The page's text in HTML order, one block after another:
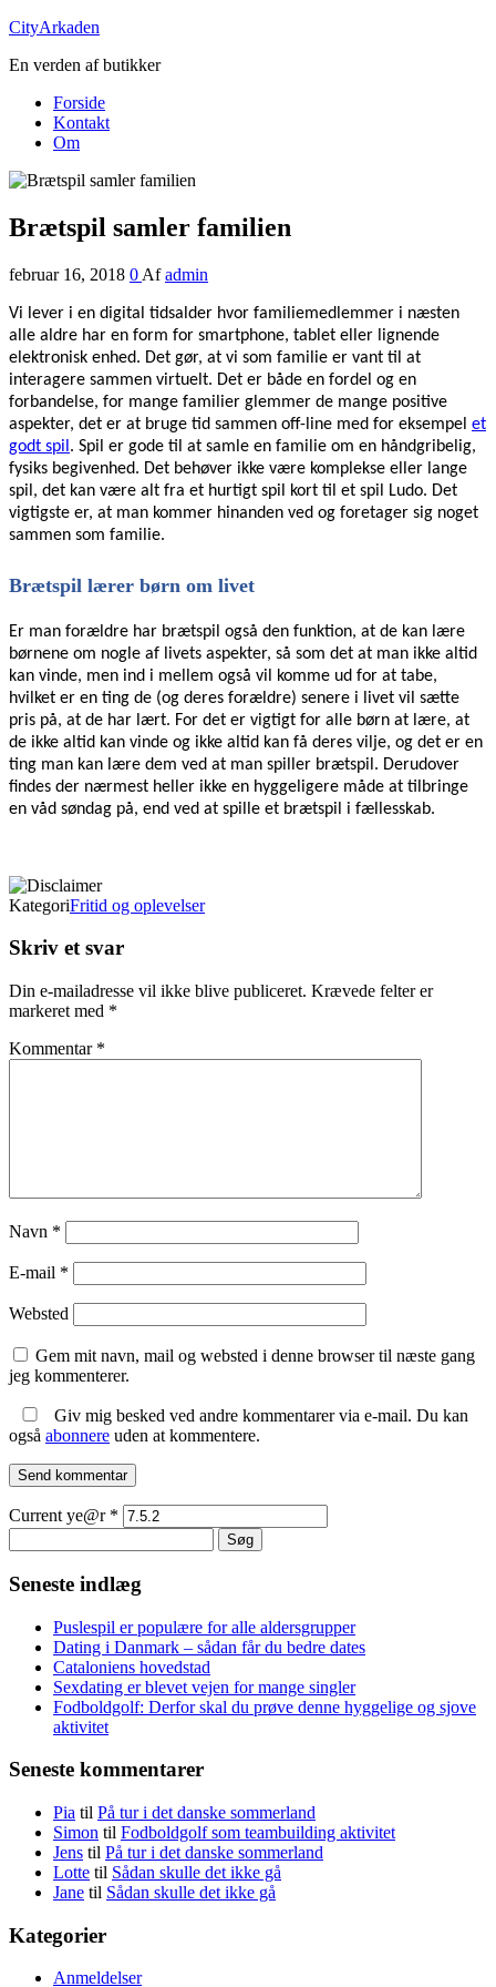
CityArkaden
En verden af butikker
Forside
Kontakt
Om
Brætspil samler familien
februar 16, 2018 0 Af admin
Vi lever i en digital tidsalder hvor familiemedlemmer i næsten
alle aldre har en form for smartphone, tablet eller lignende
elektronisk enhed. Det gør, at vi som familie er vant til at
interagere sammen virtuelt. Det er både en fordel og en
forbandelse, for mange familier glemmer de mange positive
aspekter, det er at bruge tid sammen off-line med for eksempel et
godt spil . Spil er gode til at samle en familie om en håndgribelig,
fysiks begivenhed. Det behøver ikke være komplekse eller lange
spil, det kan være alt fra et hurtigt spil kort til et spil Ludo. Det
vigtigste er, at man kommer hinanden ved og foretager sig noget
sammen som familie.
Brætspil lærer børn om livet
Er man forældre har brætspil også den funktion, at de kan lære
børnene om nogle af livets aspekter, så som det at man ikke altid
kan vinde, men ind i mellem også vil komme ud for at tabe,
hvilket er en ting de (og deres forældre) senere i livet vil sætte
pris på, at de har lært. For det er vigtigt for alle børn at lære, at
de ikke altid kan vinde og ikke altid kan få deres vilje, og det er en
ting man kan lære dem ved at man spiller brætspil. Derudover
findes der nærmest heller ikke en hyggeligere måde at tilbringe
en våd søndag på, end ved at spille et brætspil i fællesskab.
KategoriFritid og oplevelser
Skriv et svar
Din e-mailadresse vil ikke blive publiceret. Krævede felter er
markeret med *
Kommentar *
Navn *
E-mail *
Websted
Gem mit navn, mail og websted i denne browser til næste gang
jeg kommenterer.
Giv mig besked ved andre kommentarer via e-mail. Du kan
også abonnere uden at kommentere.
Current ye@r *
efter:
Seneste indlæg
Puslespil er populære for alle aldersgrupper
Dating i Danmark – sådan får du bedre dates
Cataloniens hovedstad
Sexdating er blevet vejen for mange singler
Fodboldgolf: Derfor skal du prøve denne hyggelige og sjove
aktivitet
Seneste kommentarer
Pia til På tur i det danske sommerland
Simon til Fodboldgolf som teambuilding aktivitet
Jens til På tur i det danske sommerland
Lotte til Sådan skulle det ikke gå
Jane til Sådan skulle det ikke gå
Kategorier
Anmeldelser